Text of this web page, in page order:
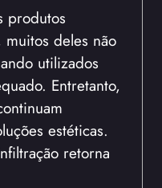
produtos
deles não
utilizados
Entretanto,
estéticas.
retorna